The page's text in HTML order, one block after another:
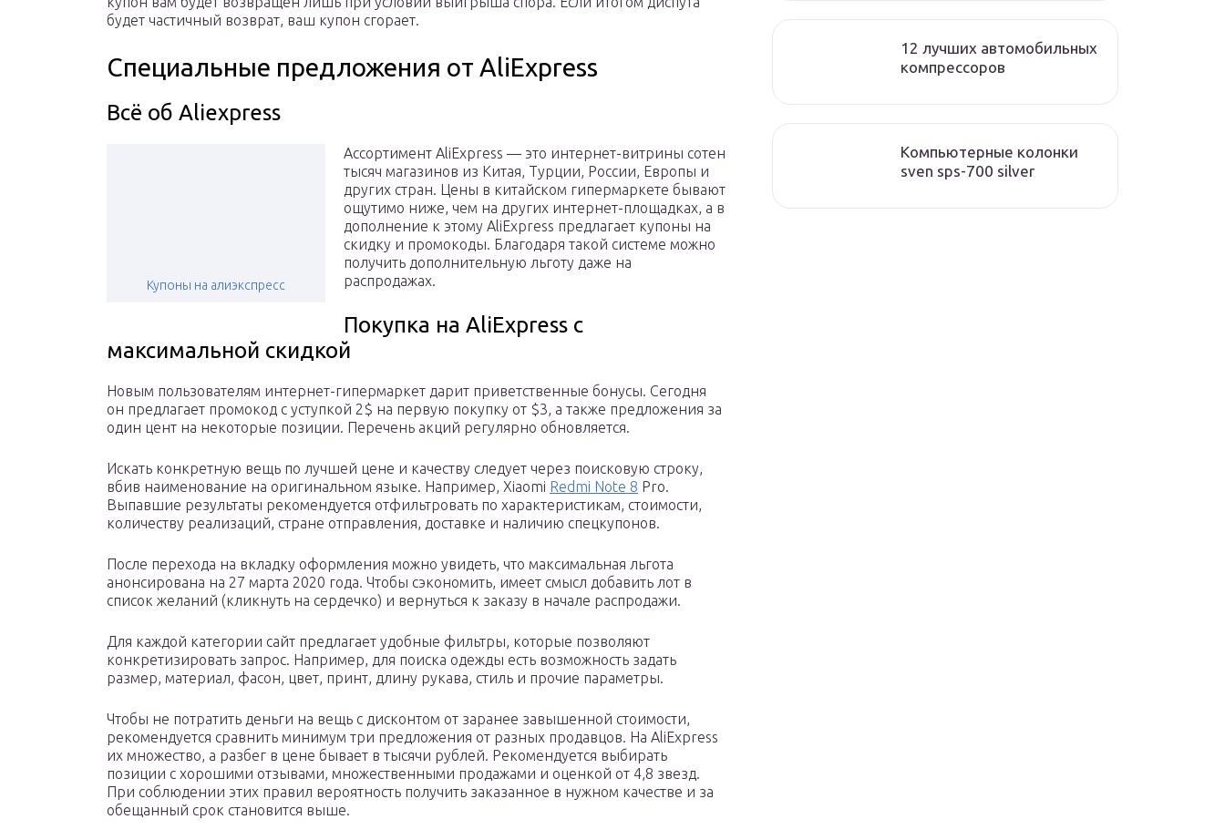
будет частичный возврат, ваш купон сгорает.
Специальные предложения от AliExpress
Всё об Aliexpress
Купоны на алиэкспресс
Ассортимент AliExpress — это интернет-витрины сотен
тысяч магазинов из Китая, Турции, России, Европы и
других стран. Цены в китайском гипермаркете бывают
ощутимо ниже, чем на других интернет-площадках, а в
дополнение к этому AliExpress предлагает купоны на
скидку и промокоды. Благодаря такой системе можно
получить дополнительную льготу даже на
распродажах.
Покупка на AliExpress с
максимальной скидкой
Новым пользователям интернет-гипермаркет дарит приветственные бонусы. Сегодня
он предлагает промокод с уступкой 2$ на первую покупку от $3, а также предложения за
один цент на некоторые позиции. Перечень акций регулярно обновляется.
Искать конкретную вещь по лучшей цене и качеству следует через поисковую строку,
вбив наименование на оригинальном языке. Например, Xiaomi Redmi Note 8 Pro.
Выпавшие результаты рекомендуется отфильтровать по характеристикам, стоимости,
количеству реализаций, стране отправления, доставке и наличию спецкупонов.
После перехода на вкладку оформления можно увидеть, что максимальная льгота
анонсирована на 27 марта 2020 года. Чтобы сэкономить, имеет смысл добавить лот в
список желаний (кликнуть на сердечко) и вернуться к заказу в начале распродажи.
Для каждой категории сайт предлагает удобные фильтры, которые позволяют
конкретизировать запрос. Например, для поиска одежды есть возможность задать
размер, материал, фасон, цвет, принт, длину рукава, стиль и прочие параметры.
Чтобы не потратить деньги на вещь с дисконтом от заранее завышенной стоимости,
рекомендуется сравнить минимум три предложения от разных продавцов. На AliExpress
их множество, а разбег в цене бывает в тысячи рублей. Рекомендуется выбирать
позиции с хорошими отзывами, множественными продажами и оценкой от 4,8 звезд.
При соблюдении этих правил вероятность получить заказанное в нужном качестве и за
обещанный срок становится выше.
12 лучших автомобильных
компрессоров
Компьютерные колонки
sven sps-700 silver